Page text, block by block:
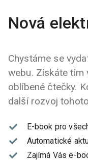
Nová
Chystáme se
webu. Získáte tím
oblíbené čtečky.
další rozvoj
E-book pro
Automatické
Zajímá Vás e-